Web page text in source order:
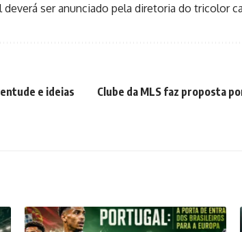
ser anunciado pela diretoria do tricolor
e ideias
Clube da MLS faz proposta